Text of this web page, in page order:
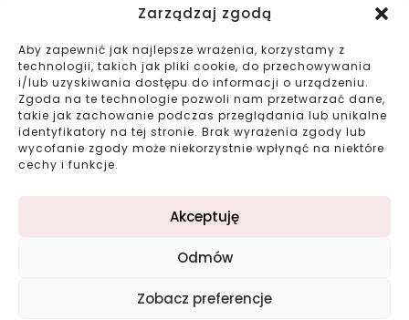
Zarządzaj zgodą
Aby zapewnić jak najlepsze wrażenia, korzystamy z
technologii, takich jak pliki cookie, do przechowywania
i/lub uzyskiwania dostępu do informacji o urządzeniu.
Zgoda na te technologie pozwoli nam przetwarzać dane,
takie jak zachowanie podczas przeglądania lub unikalne
identyfikatory na tej stronie. Brak wyrażenia zgody lub
wycofanie zgody może niekorzystnie wpłynąć na niektóre
cechy i funkcje.
Akceptuję
Odmów
Zobacz preferencje
KONTAKT
Biżuteria Szyszka Sieradz,
Zduńska Wola, Łask
799 038 980
43 695 80 11
kontakt@bizuteriaszyszka.pl
Projekt: double-digital.pl